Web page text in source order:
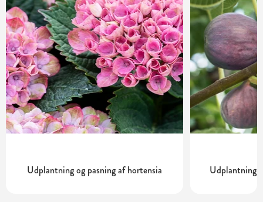
Udplantning og pasning af hortensia Udplantning